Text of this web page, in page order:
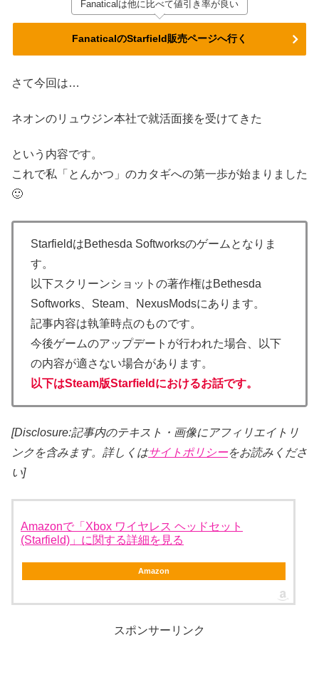
Fanaticalは他に比べて値引き率が良い
FanaticalのStarfield販売ページへ行く
さて今回は…
ネオンのリュウジン本社で就活面接を受けてきた
という内容です。
これで私「とんかつ」のカタギへの第一歩が始まりました
🙂
StarfieldはBethesda Softworksのゲームとなりま
す。
以下スクリーンショットの著作権はBethesda
Softworks、Steam、NexusModsにあります。
記事内容は執筆時点のものです。
今後ゲームのアップデートが行われた場合、以下
の内容が適さない場合があります。
以下はSteam版Starfieldにおけるお話です。
[Disclosure:記事内のテキスト・画像にアフィリエイトリ
ンクを含みます。詳しくはサイトポリシーをお読みくださ
い]
Amazonで「Xbox ワイヤレス ヘッドセット
(Starfield)」に関する詳細を見る
Amazon
スポンサーリンク